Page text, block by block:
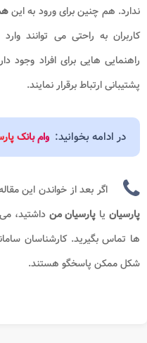
ندارد. هم چنین برای ورود به این
کاربران به راحتی می توانند وارد
راهنمایی هایی برای افراد وجود
پشتیبانی ارتباط برقرار نمایند.
در ادامه بخوانید: وام بانک
اگر بعد از خواندن این
پارسیان یا پارسیان من داشتید،
ها تماس بگیرید. کارشناسان
شکل ممکن پاسخگو هستند.